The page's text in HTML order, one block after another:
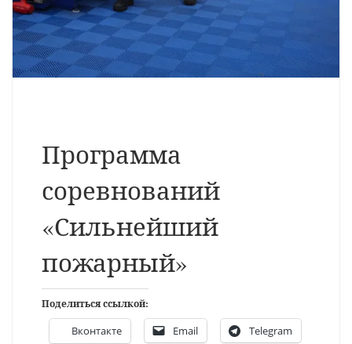
Программа
соревнований
«Сильнейший
пожарный»
Поделиться ссылкой:
Вконтакте Email Telegram